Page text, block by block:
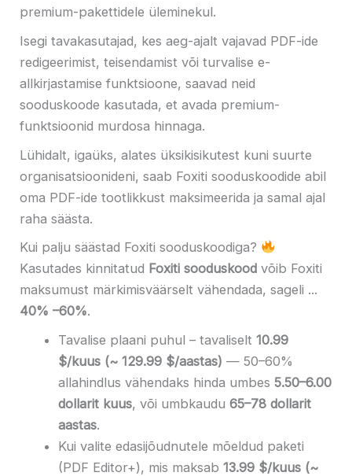
premium-pakettidele üleminekul.
Isegi tavakasutajad, kes aeg-ajalt vajavad PDF-ide
redigeerimist, teisendamist või turvalise e-
allkirjastamise funktsioone, saavad neid
sooduskoode kasutada, et avada premium-
funktsioonid murdosa hinnaga.
Lühidalt, igaüks, alates üksikisikutest kuni suurte
organisatsioonideni, saab Foxiti sooduskoodide abil
oma PDF-ide tootlikkust maksimeerida ja samal ajal
raha säästa.
Kui palju säästad Foxiti sooduskoodiga?
Kasutades kinnitatud Foxiti sooduskood võib Foxiti
maksumust märkimisväärselt vähendada, sageli ...
40% –60%.
Tavalise plaani puhul – tavaliselt10.99
$/kuus (~ 129.99 $/aastas) — 50–60%
allahindlus vähendaks hinda umbes5.50–6.00
dollarit kuus, või umbkaudu65–78 dollarit
aastas.
Kui valite edasijõudnutele mõeldud paketi
(PDF Editor+), mis maksab13.99 $/kuus (~